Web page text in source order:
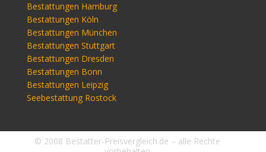
Bestattungen Hamburg
Bestattungen Köln
Bestattungen München
Bestattungen Stuttgart
Bestattungen Dresden
Bestattungen Bonn
Bestattungen Leipzig
Seebestattung Rostock
© 2008 Bestatter-Preisvergleich.de – alle Rechte